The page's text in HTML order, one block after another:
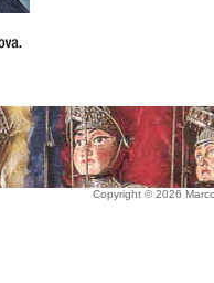
Copyright © 2026